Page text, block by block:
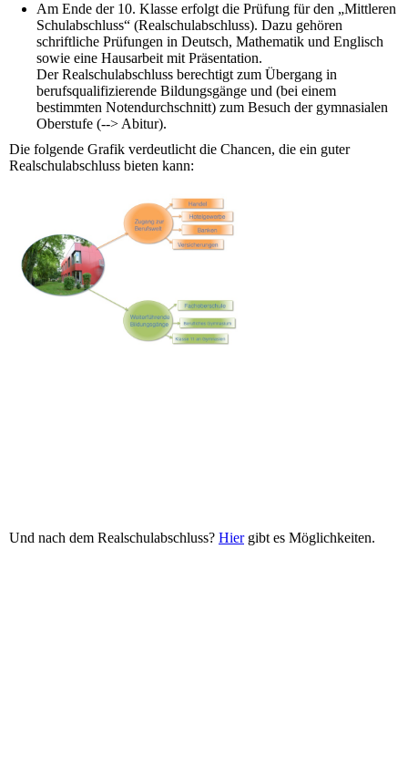
Am Ende der 10. Klasse erfolgt die Prüfung für den „Mittleren
Schulabschluss“ (Realschulabschluss). Dazu gehören
schriftliche Prüfungen in Deutsch, Mathematik und Englisch
sowie eine Hausarbeit mit Präsentation.
Der Realschulabschluss berechtigt zum Übergang in
berufsqualifizierende Bildungsgänge und (bei einem
bestimmten Notendurchschnitt) zum Besuch der gymnasialen
Oberstufe (--> Abitur).
Die folgende Grafik verdeutlicht die Chancen, die ein guter
Realschulabschluss bieten kann:
Und nach dem Realschulabschluss? Hiergibt es Möglichkeiten.